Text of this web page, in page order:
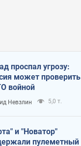
проспал угрозу:
может проверить
войной
Невзлин 5,0 т.
и "Новатор"
пулеметный